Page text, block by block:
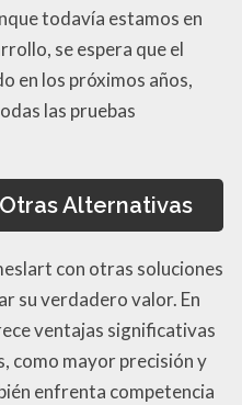
todavía estamos en
se espera que el
en los próximos años,
las pruebas
Alternativas
con otras soluciones
su verdadero valor. En
ventajas significativas
como mayor precisión y
enfrenta competencia